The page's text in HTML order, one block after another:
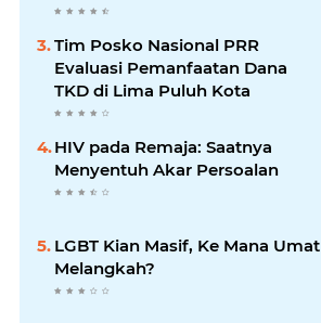
Mitigasi dan Penanganan
Bencana
Tim Posko Nasional PRR
Evaluasi Pemanfaatan Dana
TKD di Lima Puluh Kota
HIV pada Remaja: Saatnya
Menyentuh Akar Persoalan
LGBT Kian Masif, Ke Mana Umat
Melangkah?